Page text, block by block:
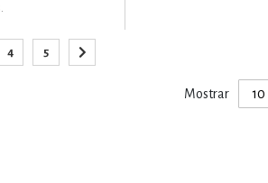
página
Página
4
Página
5
Página
Siguiente
Mostrar